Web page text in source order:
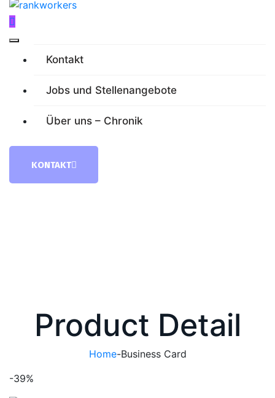
Kontakt
Jobs und Stellenangebote
Über uns – Chronik
KONTAKT
Product Detail
Home-Business Card
-39%